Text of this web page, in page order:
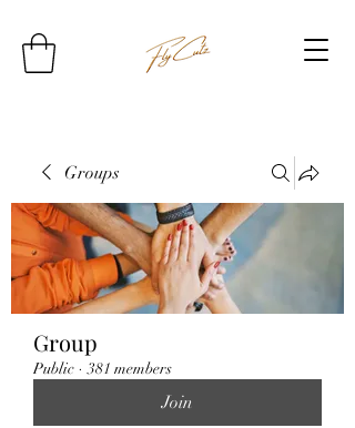
Groups
Group
Public · 381 members
Join